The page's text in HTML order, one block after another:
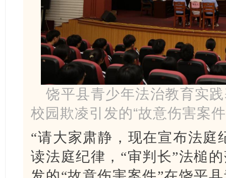
饶平县青少年法治教育实
校园欺凌引发的“故意伤害案
“请大家肃静，现在宣布法
读法庭纪律，“审判长”法槌